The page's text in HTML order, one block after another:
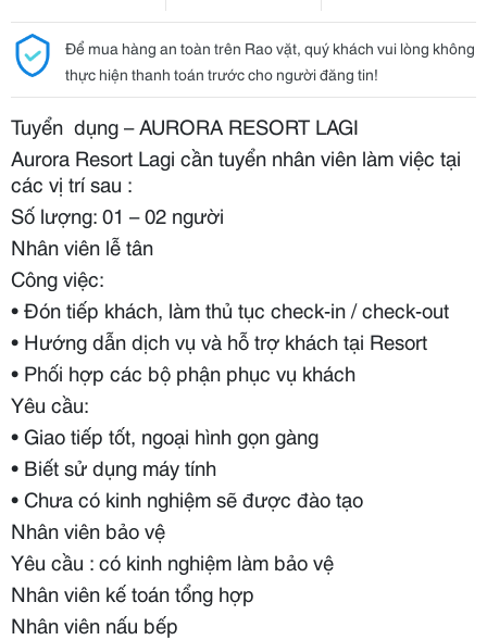
Để mua hàng an toàn trên Rao vặt, quý khách vui lòng không
thực hiện thanh toán trước cho người đăng tin!
Tuyển dụng – AURORA RESORT LAGI
Aurora Resort Lagi cần tuyển nhân viên làm việc tại
các vị trí sau :
Số lượng: 01 – 02 người
Nhân viên lễ tân
Công việc:
• Đón tiếp khách, làm thủ tục check-in / check-out
• Hướng dẫn dịch vụ và hỗ trợ khách tại Resort
• Phối hợp các bộ phận phục vụ khách
Yêu cầu:
• Giao tiếp tốt, ngoại hình gọn gàng
• Biết sử dụng máy tính
• Chưa có kinh nghiệm sẽ được đào tạo
Nhân viên bảo vệ
Yêu cầu : có kinh nghiệm làm bảo vệ
Nhân viên kế toán tổng hợp
Nhân viên nấu bếp